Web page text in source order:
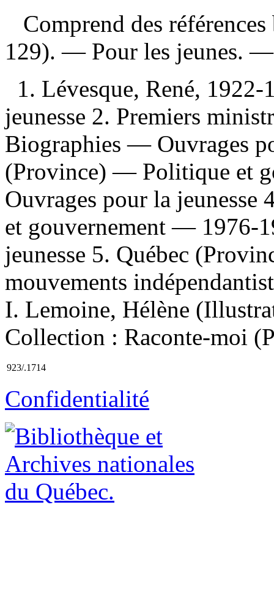
Comprend des
129). — Pour les jeunes.
1. Lévesque, René,
jeunesse 2. Premiers
Biographies — Ouvrages
(Province) — Politique et
Ouvrages pour la
et gouvernement — 1976-
jeunesse 5. Québec
mouvements
I. Lemoine, Hélène
Collection : Raconte-moi
923/.1714
Confidentialité